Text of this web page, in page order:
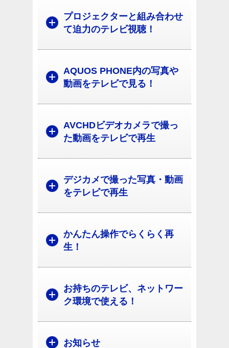
プロジェクターと組み合わせ
て迫力のテレビ視聴！
AQUOS PHONE内の写真や
動画をテレビで見る！
AVCHDビデオカメラで撮っ
た動画をテレビで再生
デジカメで撮った写真・動画
をテレビで再生
かんたん操作でらくらく再
生！
お持ちのテレビ、ネットワー
ク環境で使える！
お知らせ